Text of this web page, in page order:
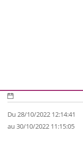
Du 28/10/2022 12:14:41
au 30/10/2022 11:15:05